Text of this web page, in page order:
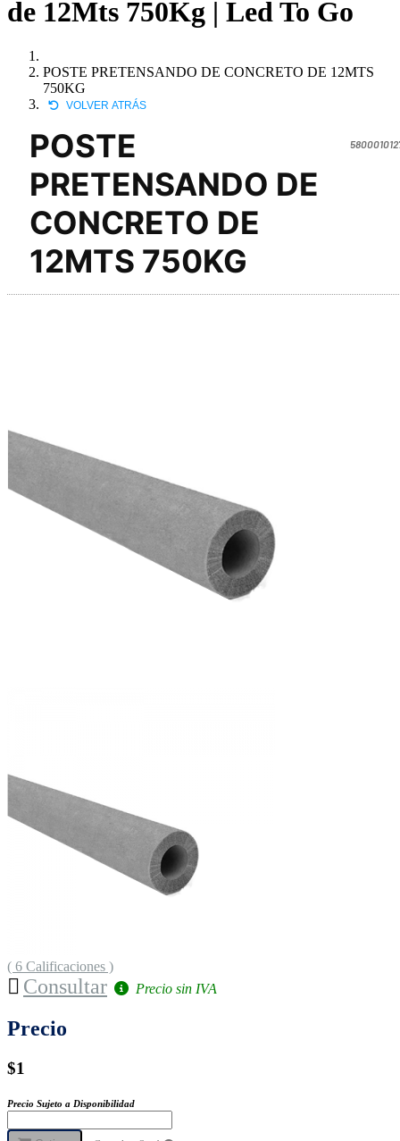
de 12Mts 750Kg | Led To Go
POSTE PRETENSANDO DE CONCRETO DE 12MTS
750KG
VOLVER ATRÁS
POSTE
PRETENSANDO DE
CONCRETO DE
12MTS 750KG
( 6 Calificaciones )
Consultar Precio sin IVA
Precio
$1
Precio Sujeto a Disponibilidad